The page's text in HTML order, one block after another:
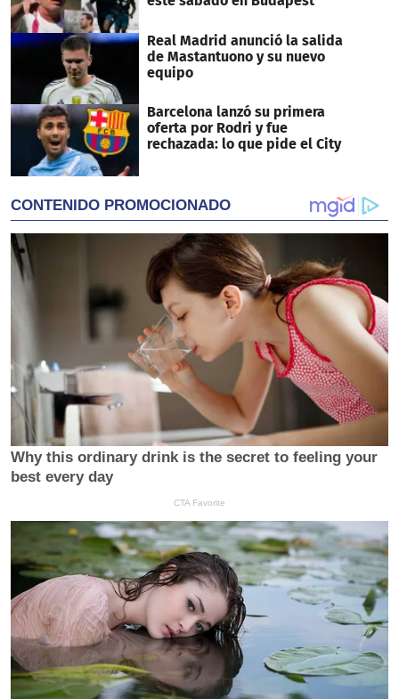
Real Madrid anunció la salida
de Mastantuono y su nuevo
equipo
Barcelona lanzó su primera
oferta por Rodri y fue
rechazada: lo que pide el City